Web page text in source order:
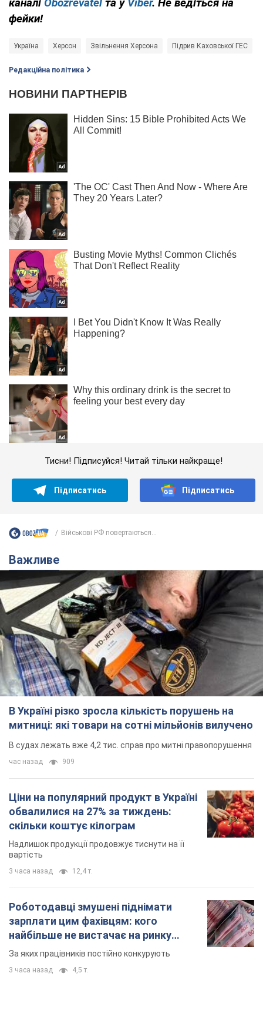
фейки!
Україна Херсон Звільнення Херсона Підрив Каховської ГЕС
Редакційна політика
Тисни! Підписуйся! Читай тільки найкраще!
Підписатись Підписатись
Військові РФ повертаються...
Важливе
В Україні різко зросла кількість порушень на
митниці: які товари на сотні мільйонів вилучено
В судах лежать вже 4,2 тис. справ про митні правопорушення
час назад 909
Ціни на популярний продукт в Україні
обвалилися на 27% за тиждень:
скільки коштує кілограм
Надлишок продукції продовжує тиснути на її
вартість
3 часа назад 12,4 т.
Роботодавці змушені піднімати
зарплати цим фахівцям: кого
найбільше не вистачає на ринку
праці
За яких працівників постійно конкурують
3 часа назад 4,5 т.